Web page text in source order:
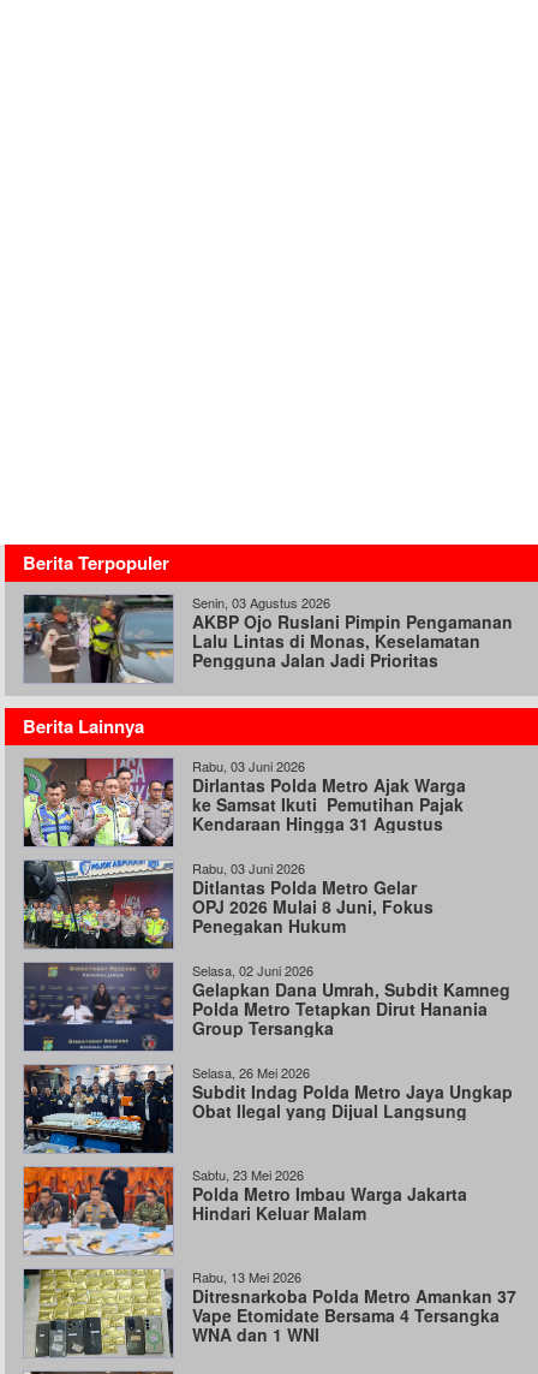
Berita Terpopuler
Senin, 03 Agustus 2026
AKBP Ojo Ruslani Pimpin Pengamanan
Lalu Lintas di Monas, Keselamatan
Pengguna Jalan Jadi Prioritas
Berita Lainnya
Rabu, 03 Juni 2026
Dirlantas Polda Metro Ajak Warga
ke Samsat Ikuti Pemutihan Pajak
Kendaraan Hingga 31 Agustus
Rabu, 03 Juni 2026
Ditlantas Polda Metro Gelar
OPJ 2026 Mulai 8 Juni, Fokus
Penegakan Hukum
Selasa, 02 Juni 2026
Gelapkan Dana Umrah, Subdit Kamneg
Polda Metro Tetapkan Dirut Hanania
Group Tersangka
Selasa, 26 Mei 2026
Subdit Indag Polda Metro Jaya Ungkap
Obat Ilegal yang Dijual Langsung
Sabtu, 23 Mei 2026
Polda Metro Imbau Warga Jakarta
Hindari Keluar Malam
Rabu, 13 Mei 2026
Ditresnarkoba Polda Metro Amankan 37
Vape Etomidate Bersama 4 Tersangka
WNA dan 1 WNI